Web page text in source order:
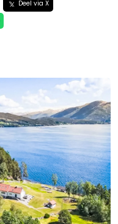
Deel via X